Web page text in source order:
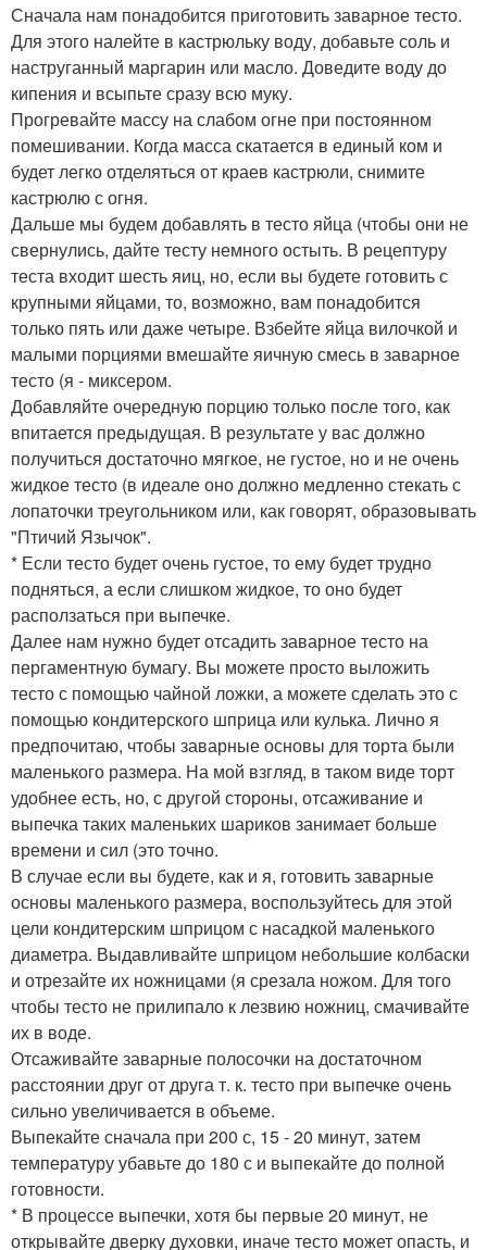
Сначала нам понадобится приготовить заварное тесто.
Для этого налейте в кастрюльку воду, добавьте соль и
наструганный маргарин или масло. Доведите воду до
кипения и всыпьте сразу всю муку.
Прогревайте массу на слабом огне при постоянном
помешивании. Когда масса скатается в единый ком и
будет легко отделяться от краев кастрюли, снимите
кастрюлю с огня.
Дальше мы будем добавлять в тесто яйца (чтобы они не
свернулись, дайте тесту немного остыть. В рецептуру
теста входит шесть яиц, но, если вы будете готовить с
крупными яйцами, то, возможно, вам понадобится
только пять или даже четыре. Взбейте яйца вилочкой и
малыми порциями вмешайте яичную смесь в заварное
тесто (я - миксером.
Добавляйте очередную порцию только после того, как
впитается предыдущая. В результате у вас должно
получиться достаточно мягкое, не густое, но и не очень
жидкое тесто (в идеале оно должно медленно стекать с
лопаточки треугольником или, как говорят, образовывать
"Птичий Язычок".
* Если тесто будет очень густое, то ему будет трудно
подняться, а если слишком жидкое, то оно будет
расползаться при выпечке.
Далее нам нужно будет отсадить заварное тесто на
пергаментную бумагу. Вы можете просто выложить
тесто с помощью чайной ложки, а можете сделать это с
помощью кондитерского шприца или кулька. Лично я
предпочитаю, чтобы заварные основы для торта были
маленького размера. На мой взгляд, в таком виде торт
удобнее есть, но, с другой стороны, отсаживание и
выпечка таких маленьких шариков занимает больше
времени и сил (это точно.
В случае если вы будете, как и я, готовить заварные
основы маленького размера, воспользуйтесь для этой
цели кондитерским шприцом с насадкой маленького
диаметра. Выдавливайте шприцом небольшие колбаски
и отрезайте их ножницами (я срезала ножом. Для того
чтобы тесто не прилипало к лезвию ножниц, смачивайте
их в воде.
Отсаживайте заварные полосочки на достаточном
расстоянии друг от друга т. к. тесто при выпечке очень
сильно увеличивается в объеме.
Выпекайте сначала при 200 с, 15 - 20 минут, затем
температуру убавьте до 180 с и выпекайте до полной
готовности.
* В процессе выпечки, хотя бы первые 20 минут, не
открывайте дверку духовки, иначе тесто может опасть, и